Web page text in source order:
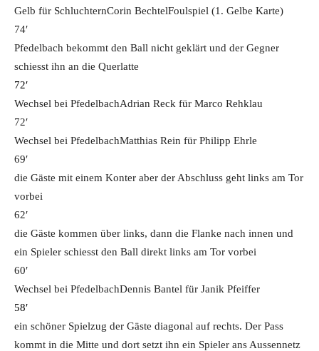
Gelb für SchluchternCorin BechtelFoulspiel (1. Gelbe Karte)
74′
Pfedelbach bekommt den Ball nicht geklärt und der Gegner
schiesst ihn an die Querlatte
72′
Wechsel bei PfedelbachAdrian Reck für Marco Rehklau
72′
Wechsel bei PfedelbachMatthias Rein für Philipp Ehrle
69′
die Gäste mit einem Konter aber der Abschluss geht links am Tor
vorbei
62′
die Gäste kommen über links, dann die Flanke nach innen und
ein Spieler schiesst den Ball direkt links am Tor vorbei
60′
Wechsel bei PfedelbachDennis Bantel für Janik Pfeiffer
58′
ein schöner Spielzug der Gäste diagonal auf rechts. Der Pass
kommt in die Mitte und dort setzt ihn ein Spieler ans Aussennetz